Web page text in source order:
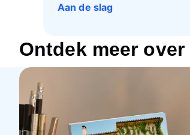
Aan de slag
Ontdek meer